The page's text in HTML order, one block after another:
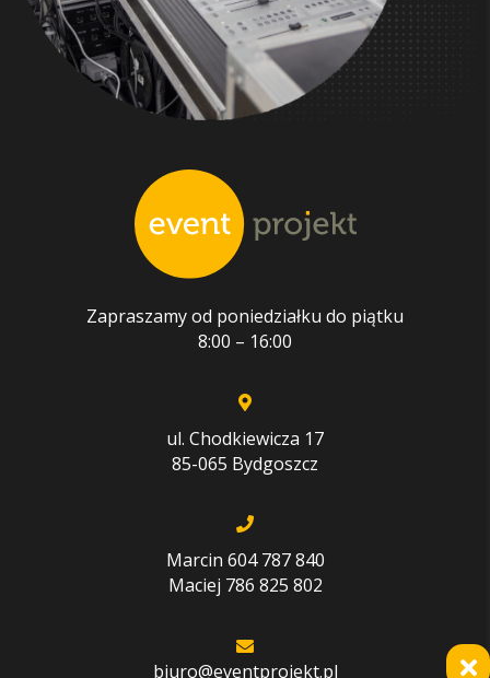
Zapraszamy od poniedziałku do piątku
8:00 – 16:00
ul. Chodkiewicza 17
85-065 Bydgoszcz
Marcin 604 787 840
Maciej 786 825 802
biuro@eventprojekt.pl